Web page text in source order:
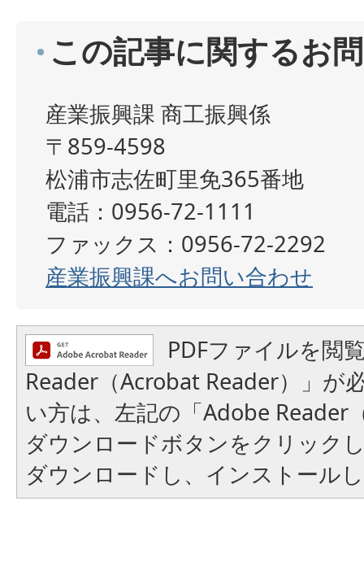
この記事に関するお
産業振興課 商工振興係
〒859-4598
松浦市志佐町里免365番地
電話：0956-72-1111
ファックス：0956-72-2292
産業振興課へお問い合わせ
PDFファイルを閲
Reader（Acrobat Reader）」が
い方は、左記の「Adobe Reader
ダウンロードボタンをクリック
ダウンロードし、インストール